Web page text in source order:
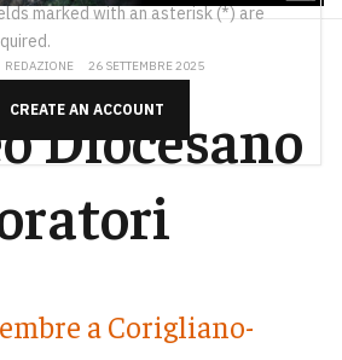
marked with an asterisk (*) are
CREATE AN ACCOUNT
REDAZIONE 26 SETTEMBRE 2025
Diocesano
a Corigliano-